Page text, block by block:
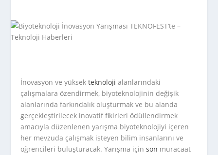
İnovasyon ve yüksekteknoloji alanlarındaki
çalışmalara özendirmek, biyoteknolojinin değişik
alanlarında farkındalık oluşturmak ve bu alanda
gerçekleştirilecek inovatif fikirleri ödüllendirmek
amacıyla düzenlenen yarışma biyoteknolojiyi içeren
her mevzuda çalışmak isteyen bilim insanlarını ve
öğrencileri buluşturacak. Yarışma içinson müracaat